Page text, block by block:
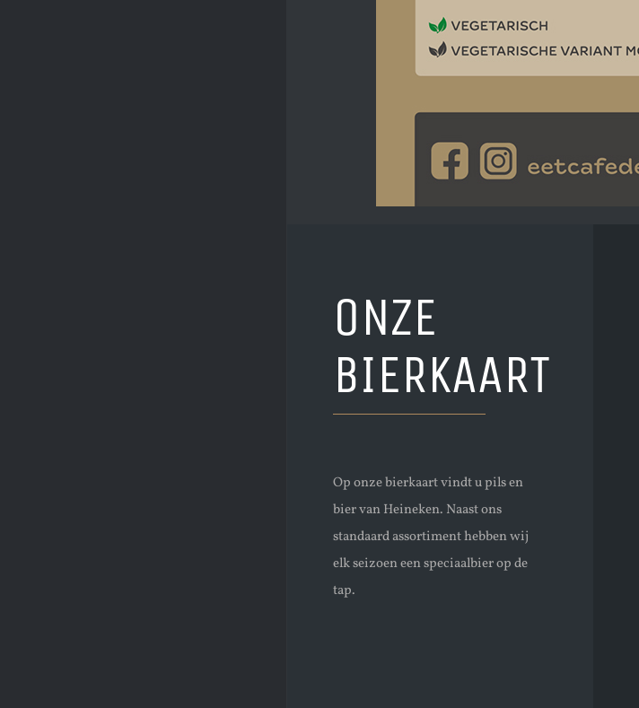
ONZE
BIERKAART
Op onze bierkaart vindt u pils en
bier van Heineken. Naast ons
standaard assortiment hebben wij
elk seizoen een speciaalbier op de
tap.